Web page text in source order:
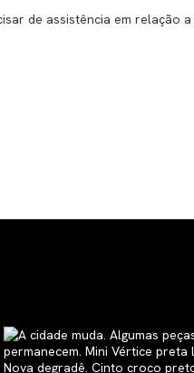
de assistência em relação